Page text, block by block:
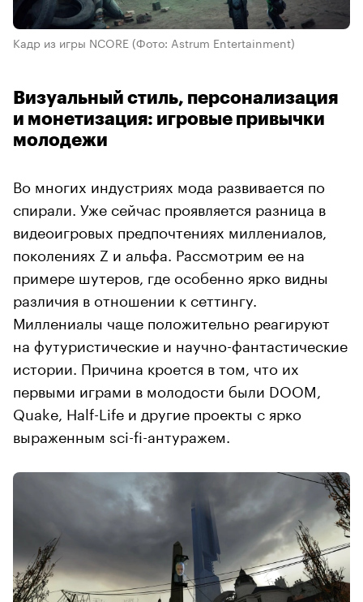
Кадр из игры NCORE (Фото: Astrum Entertainment)
Визуальный стиль, персонализация
и монетизация: игровые привычки
молодежи
Во многих индустриях мода развивается по
спирали. Уже сейчас проявляется разница в
видеоигровых предпочтениях миллениалов,
поколениях Z и альфа. Рассмотрим ее на
примере шутеров, где особенно ярко видны
различия в отношении к сеттингу.
Миллениалы чаще положительно реагируют
на футуристические и научно-фантастические
истории. Причина кроется в том, что их
первыми играми в молодости были DOOM,
Quake, Half-Life и другие проекты с ярко
выраженным sci-fi-антуражем.